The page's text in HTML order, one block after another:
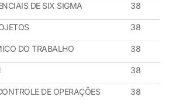
DE SIX SIGMA 38
38
DO TRABALHO 38
38
DE OPERAÇÕES 38